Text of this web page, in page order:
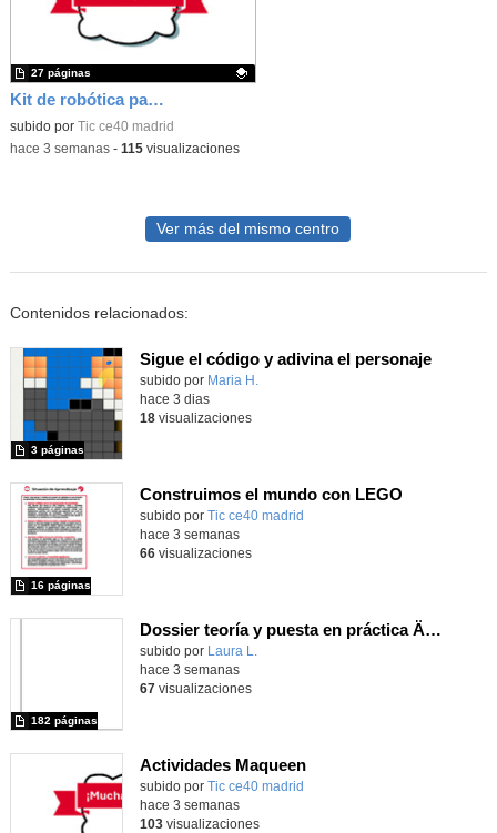
Kit de robótica para Micro:Bit
Contenido educativo.
subido por Tic ce40 madrid
27 páginas
-hace 3 semanas- 115visualizaciones
Ver más del mismo centro
Contenidos relacionados:
Sigue el código y adivina el personaje
Contenido educativo.
subido por Maria H.
3 páginas
hace 3 dias
18visualizaciones
Construimos el mundo con LEGO
subido por Tic ce40 madrid
16 páginas
hace 3 semanas
66visualizaciones
Dossier teoría y puesta en práctica Äprendizaje Basado en Juegos en Educación Infantil y Primaria
Contenido educativo.
subido por Laura L.
182 páginas
hace 3 semanas
67visualizaciones
Actividades Maqueen
Contenido educativo.
subido por Tic ce40 madrid
hace 3 semanas
103visualizaciones